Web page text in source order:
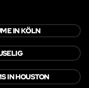
IN KÖLN
IN HOUSTON